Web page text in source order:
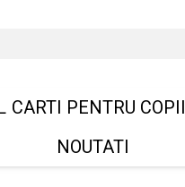
CARTI PENTRU COPII
NOUTATI